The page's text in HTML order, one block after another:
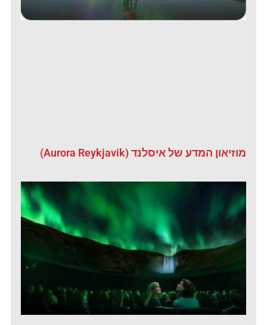
מוזיאון המדע של איסלנד (Aurora Reykjavik)